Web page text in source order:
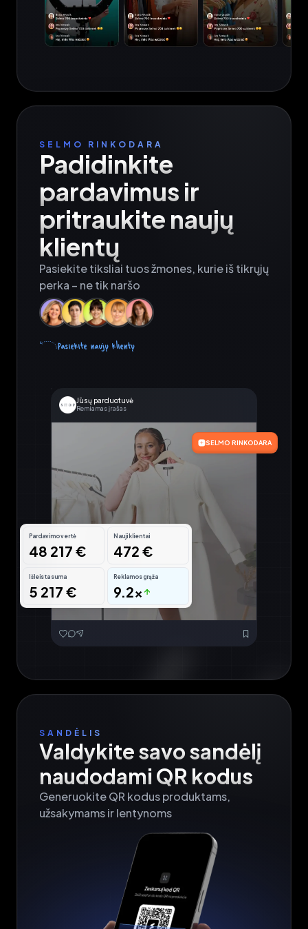
SELMO RINKODARA
Padidinkite
pardavimus ir
pritraukite naujų
klientų
Pasiekite tiksliai tuos žmones, kurie iš tikrųjų
perka – ne tik naršo
Pasiekite naujų klientų
Jūsų parduotuvė
Remiamas įrašas
Pardavimo vertė
48 217 €
Nauji klientai
472 €
Išleista suma
5 217 €
Reklamos grąža
9.2x
SELMO RINKODARA
SANDĖLIS
Valdykite savo sandėlį
naudodami QR kodus
Generuokite QR kodus produktams,
užsakymams ir lentynoms